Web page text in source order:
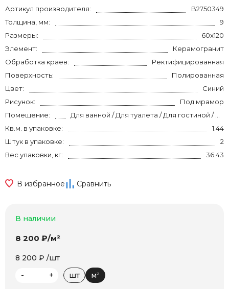
Артикул производителя:
B2750349
Толщина, мм:
9
Размеры:
60x120
Элемент:
Керамогранит
Обработка краев:
Ректифицированная
Поверхность:
Полированная
Цвет:
Синий
Рисунок:
Под мрамор
Помещение:
Кв.м. в упаковке:
1.44
Штук в упаковке:
2
Вес упаковки, кг:
36.43
В избранное Сравнить
В наличии
8 200 ₽/м²
8 200 ₽ /шт
-
+ шт м²